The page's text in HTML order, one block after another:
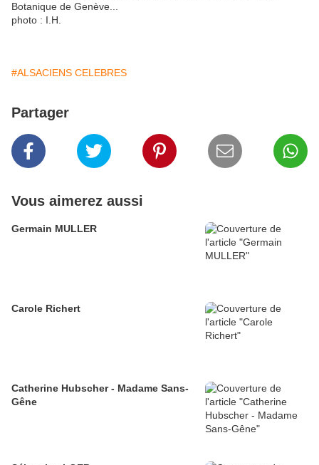
Botanique de Genève...
photo : I.H.
#ALSACIENS CELEBRES
Partager
Vous aimerez aussi
Germain MULLER
Carole Richert
Catherine Hubscher - Madame Sans-
Gêne